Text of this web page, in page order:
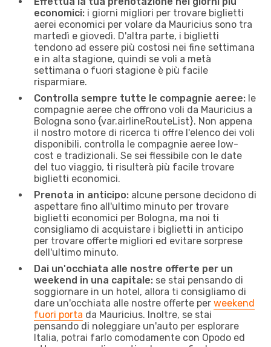
economici: i giorni migliori per trovare biglietti
aerei economici per volare da Mauricius sono tra
martedì e giovedì. D'altra parte, i biglietti
tendono ad essere più costosi nei fine settimana
e in alta stagione, quindi se voli a metà
settimana o fuori stagione è più facile
risparmiare.
Controlla sempre tutte le compagnie aeree: le
compagnie aeree che offrono voli da Mauricius a
Bologna sono {​var.airlineRouteList}. Non appena
il nostro motore di ricerca ti offre l'elenco dei voli
disponibili, controlla le compagnie aeree low-
cost e tradizionali. Se sei flessibile con le date
del tuo viaggio, ti risulterà più facile trovare
biglietti economici.
Prenota in anticipo: alcune persone decidono di
aspettare fino all'ultimo minuto per trovare
biglietti economici per Bologna, ma noi ti
consigliamo di acquistare i biglietti in anticipo
per trovare offerte migliori ed evitare sorprese
dell'ultimo minuto.
Dai un'occhiata alle nostre offerte per un
weekend in una capitale: se stai pensando di
soggiornare in un hotel, allora ti consigliamo di
dare un'occhiata alle nostre offerte per weekend
fuori porta da Mauricius. Inoltre, se stai
pensando di noleggiare un'auto per esplorare
Italia, potrai farlo comodamente con Opodo ed